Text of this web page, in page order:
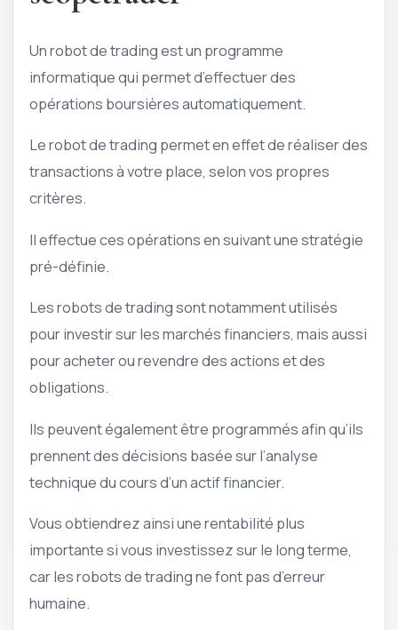
Un robot de trading est un programme
informatique qui permet d’effectuer des
opérations boursières automatiquement.
Le robot de trading permet en effet de réaliser des
transactions à votre place, selon vos propres
critères.
Il effectue ces opérations en suivant une stratégie
pré-définie.
Les robots de trading sont notamment utilisés
pour investir sur les marchés financiers, mais aussi
pour acheter ou revendre des actions et des
obligations.
Ils peuvent également être programmés afin qu’ils
prennent des décisions basée sur l’analyse
technique du cours d’un actif financier.
Vous obtiendrez ainsi une rentabilité plus
importante si vous investissez sur le long terme,
car les robots de trading ne font pas d’erreur
humaine.